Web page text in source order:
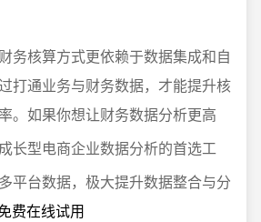
务核算方式更依赖于数据集成和自
打通业务与财务数据，才能提升核
。如果你想让财务数据分析更高
长型电商企业数据分析的首选工
平台数据，极大提升数据整合与分
费在线试用